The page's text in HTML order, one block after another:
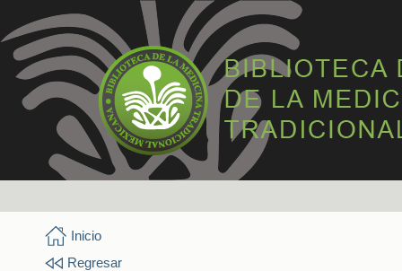
Inicio
Regresar